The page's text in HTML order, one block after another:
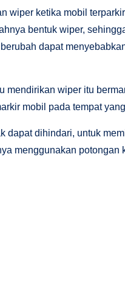
wiper ketika mobil
bentuk wiper,
dapat
mendirikan wiper itu
mobil pada tempat
dapat dihindari, untuk
menggunakan potongan